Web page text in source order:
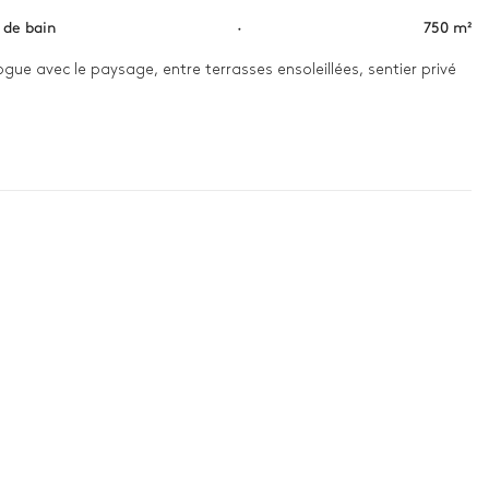
bain · 750 m²
avec le paysage, entre terrasses ensoleillées, sentier privé
Détendez-vous dans le jacuzzi ou le sauna avant de